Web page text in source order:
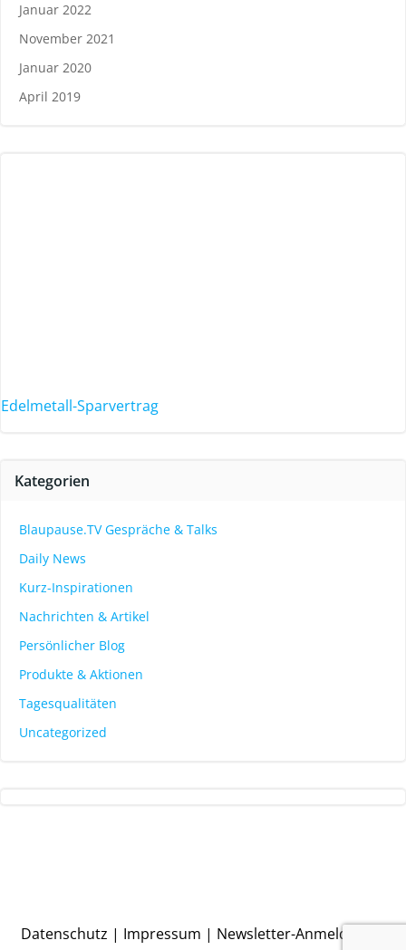
Januar 2022
November 2021
Januar 2020
April 2019
Edelmetall-Sparvertrag
Kategorien
Blaupause.TV Gespräche & Talks
Daily News
Kurz-Inspirationen
Nachrichten & Artikel
Persönlicher Blog
Produkte & Aktionen
Tagesqualitäten
Uncategorized
Datenschutz | Impressum | Newsletter-Anmeldung